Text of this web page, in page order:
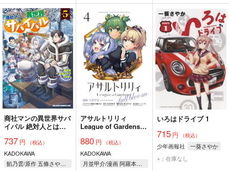
商社マンの異世界サバ
イバル 絶対人とはつ
737 円 （税込）
KADOKAWA
餡乃雲/原作 五條さやか/作画 布施龍太/キャラクター原案
アサルトリリィ
League of Gardens－
880 円 （税込）
KADOKAWA
月並甲介/漫画 阿羅本景/コミカライズ構成 尾花沢軒栄/原作 桜木さやか/脚本原案 シャフト/設定協力
いろはドライブ 1
715円 （税込）
少年画報社
一葵さやか
×：在庫なし